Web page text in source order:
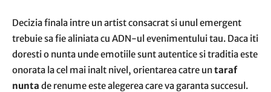
Decizia finala intre un artist consacrat si unul emergent
trebuie sa fie aliniata cu ADN-ul evenimentului tau. Daca iti
doresti o nunta unde emotiile sunt autentice si traditia este
onorata la cel mai inalt nivel, orientarea catre untaraf
nunta de renume este alegerea care va garanta succesul.